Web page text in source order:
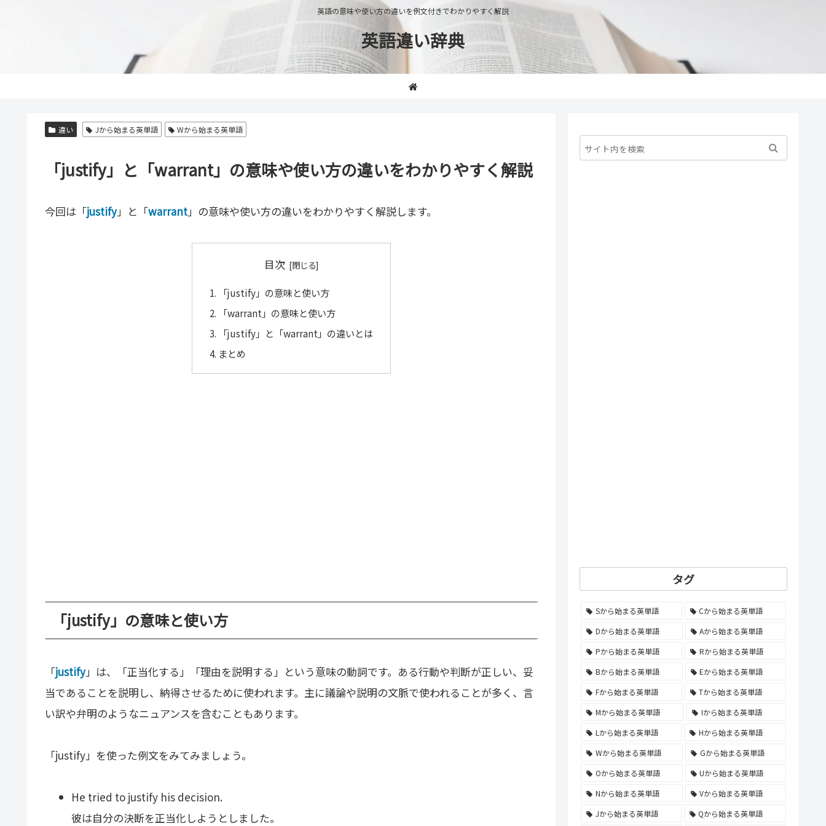
英語の意味や使い方の違いを例文付きでわかりやすく解説
英語違い辞典
違い Jから始まる英単語 Wから始まる英単語
「justify」と「warrant」の意味や使い方の違いをわかりやすく解説
今回は「justify」と「warrant」の意味や使い方の違いをわかりやすく解説します。
目次
「justify」の意味と使い方
「warrant」の意味と使い方
「justify」と「warrant」の違いとは
まとめ
「justify」の意味と使い方
「justify」は、「正当化する」「理由を説明する」という意味の動詞です。ある行動や判断が正しい、妥
当であることを説明し、納得させるために使われます。主に議論や説明の文脈で使われることが多く、言
い訳や弁明のようなニュアンスを含むこともあります。
「justify」を使った例文をみてみましょう。
He tried to justify his decision.
彼は自分の決断を正当化しようとしました。
タグ
Sから始まる英単語
Cから始まる英単語
Dから始まる英単語
Aから始まる英単語
Pから始まる英単語
Rから始まる英単語
Bから始まる英単語
Eから始まる英単語
Fから始まる英単語
Tから始まる英単語
Mから始まる英単語
Iから始まる英単語
Lから始まる英単語
Hから始まる英単語
Wから始まる英単語
Gから始まる英単語
Oから始まる英単語
Uから始まる英単語
Nから始まる英単語
Vから始まる英単語
Jから始まる英単語
Qから始まる英単語